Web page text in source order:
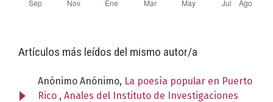
Artículos más leídos del mismo autor/a
Anónimo Anónimo, La poesía popular en Puerto
Rico , Anales del Instituto de Investigaciones